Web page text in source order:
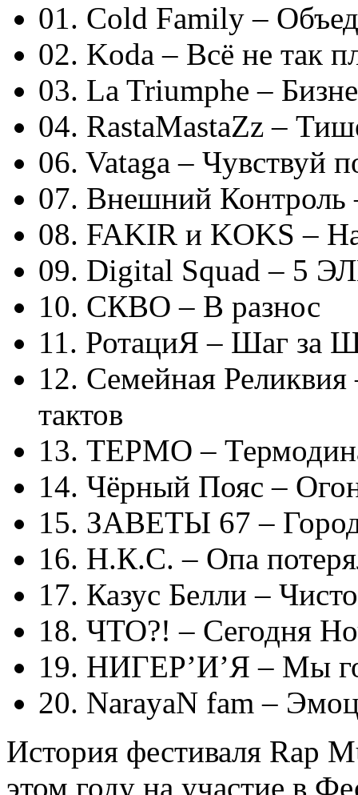
01. Cold Family –
02. Koda – Всё не так
03. La Triumphe –
04. RastaMastaZz –
06. Vataga – Чувствуй
07. Внешний Контроль
08. FAKIR и KOKS –
09. Digital Squad – 5
10. СКВО – В разнос
11. РотациЯ – Шаг за
12. Семейная
тактов
13. ТЕРМО –
14. Чёрный Пояс –
15. ЗАВЕТЫ 67 –
16. Н.К.С. – Опа
17. Казус Белли – Чисто
18. ЧТО?! – Сегодня
19. НИГЕР’И’Я – Мы
20. NarayaN fam –
История фестиваля Rap
этом году на участие в